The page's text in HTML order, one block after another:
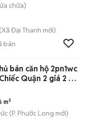
chữa)
(Xã Đại Thanh mới)
bán
bán căn hộ 2pn1wc
Quận 2 giá 2 tỷ
m²
(P. Phước Long mới)